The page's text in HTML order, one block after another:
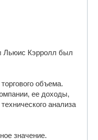
Льюис Кэрролл был
объема.
ее доходы,
анализа
значение.